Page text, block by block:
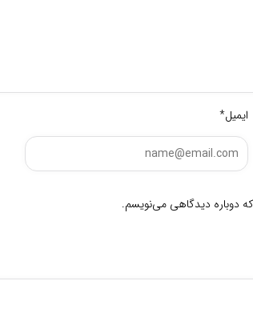
ایمیل*
دوباره دیدگاهی می‌نویسم.